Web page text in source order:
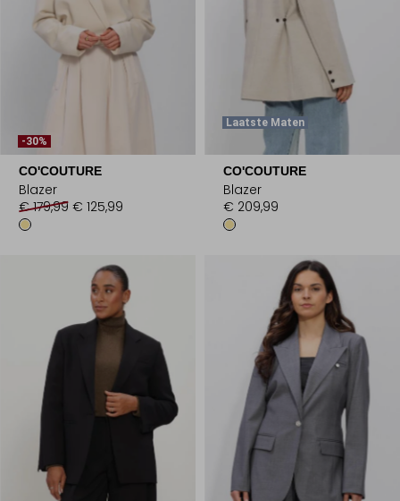
-30%
CO'COUTURE
Blazer
€ 179,99 € 125,99
Laatste Maten
CO'COUTURE
Blazer
€ 209,99